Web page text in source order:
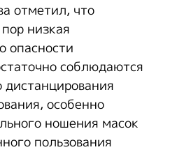
отметил, что
низкая
опасности
соблюдаются
особенно
ношения масок
пользования